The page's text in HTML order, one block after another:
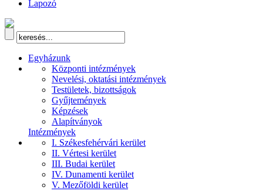
Lapozó
Egyházunk
Központi intézmények
Nevelési, oktatási intézmények
Testületek, bizottságok
Gyűjtemények
Képzések
Alapítványok
Intézmények
I. Székesfehérvári kerület
II. Vértesi kerület
III. Budai kerület
IV. Dunamenti kerület
V. Mezőföldi kerület